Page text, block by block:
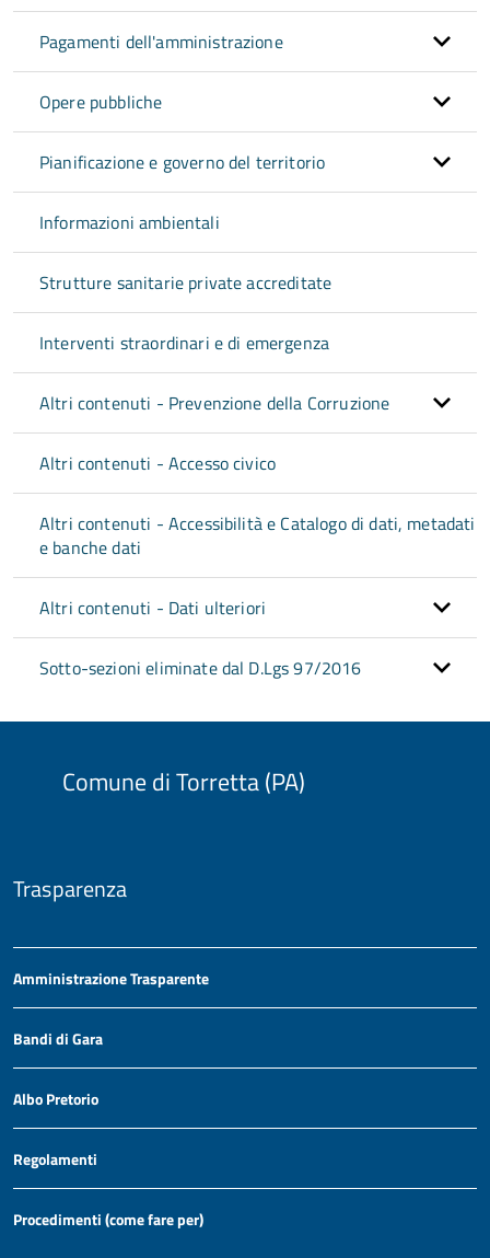
Pagamenti dell'amministrazione
Opere pubbliche
Pianificazione e governo del territorio
Informazioni ambientali
Strutture sanitarie private accreditate
Interventi straordinari e di emergenza
Altri contenuti - Prevenzione della Corruzione
Altri contenuti - Accesso civico
Altri contenuti - Accessibilità e Catalogo di dati, metadati
e banche dati
Altri contenuti - Dati ulteriori
Sotto-sezioni eliminate dal D.Lgs 97/2016
Comune di Torretta (PA)
Trasparenza
Amministrazione Trasparente
Bandi di Gara
Albo Pretorio
Regolamenti
Procedimenti (come fare per)